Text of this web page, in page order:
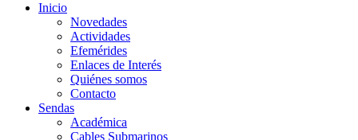
Inicio
Novedades
Actividades
Efemérides
Enlaces de Interés
Quiénes somos
Contacto
Sendas
Académica
Cables Submarinos